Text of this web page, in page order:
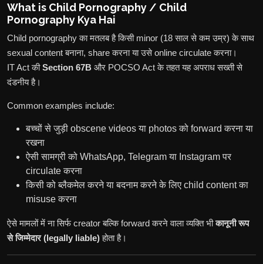
What is Child Pornography / Child
Pornography Kya Hai
Child pornography का मतलब है किसी minor (18 साल से कम उम्र) के साथ
sexual content बनाना, share करना या उसे online circulate करना।
IT Act कीSection 67B और POCSO Act के तहत यह अपराध सख्ती से
दंडनीय है।
Common examples include:
बच्चों से जुड़ी obscene videos या photos को forward करना या
रखना
ऐसी सामग्री को WhatsApp, Telegram या Instagram पर
circulate करना
किसी को ब्लैकमेल करने या बदनाम करने के लिए child content का
misuse करना
ऐसे मामलों में ना सिर्फ creator बल्कि forward करने वाला व्यक्ति भीकानूनी रूप
से जिम्मेदार (legally liable)होता है।